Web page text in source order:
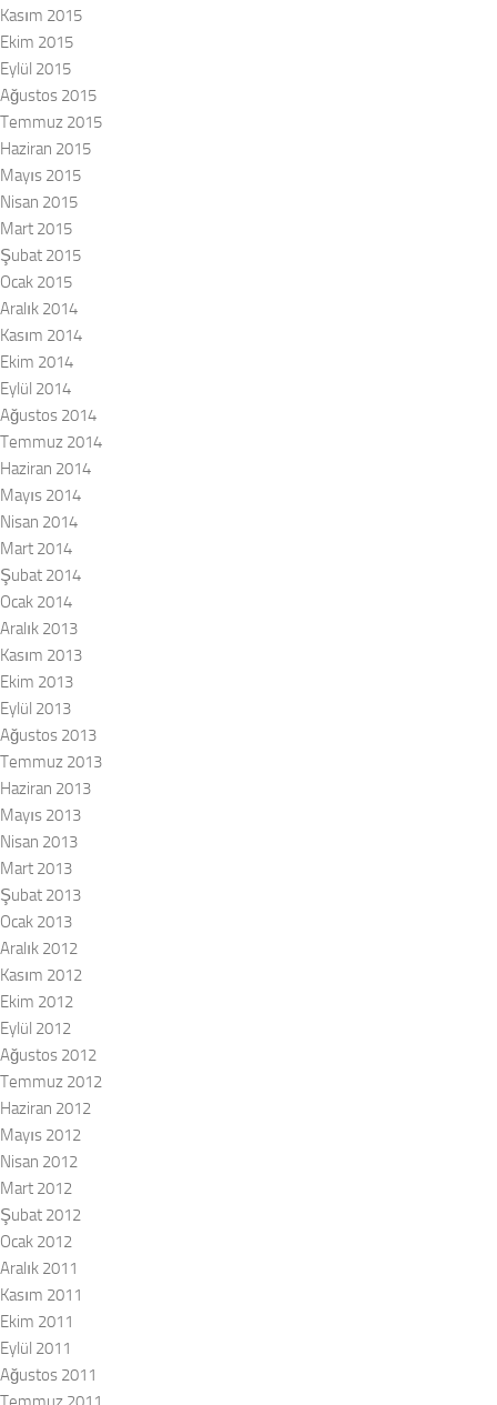
Kasım 2015
Ekim 2015
Eylül 2015
Ağustos 2015
Temmuz 2015
Haziran 2015
Mayıs 2015
Nisan 2015
Mart 2015
Şubat 2015
Ocak 2015
Aralık 2014
Kasım 2014
Ekim 2014
Eylül 2014
Ağustos 2014
Temmuz 2014
Haziran 2014
Mayıs 2014
Nisan 2014
Mart 2014
Şubat 2014
Ocak 2014
Aralık 2013
Kasım 2013
Ekim 2013
Eylül 2013
Ağustos 2013
Temmuz 2013
Haziran 2013
Mayıs 2013
Nisan 2013
Mart 2013
Şubat 2013
Ocak 2013
Aralık 2012
Kasım 2012
Ekim 2012
Eylül 2012
Ağustos 2012
Temmuz 2012
Haziran 2012
Mayıs 2012
Nisan 2012
Mart 2012
Şubat 2012
Ocak 2012
Aralık 2011
Kasım 2011
Ekim 2011
Eylül 2011
Ağustos 2011